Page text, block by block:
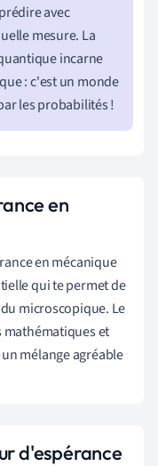
avec
mesure. La
incarne
: c'est un monde
les probabilités !
en
en mécanique
qui te permet de
microscopique. Le
et
mélange agréable
d'espérance